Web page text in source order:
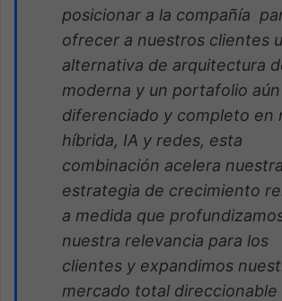
posicionar a la compañía
ofrecer a nuestros clientes
alternativa de arquitectura
moderna y un portafolio
diferenciado y completo en
híbrida, IA y redes, esta
combinación acelera nuestra
estrategia de crecimiento
a medida que
nuestra relevancia para los
clientes y expandimos
mercado total direccionable